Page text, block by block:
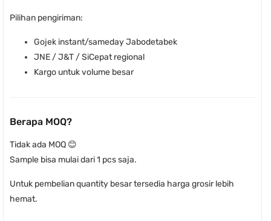
Pilihan pengiriman:
Gojek instant/sameday Jabodetabek
JNE / J&T / SiCepat regional
Kargo untuk volume besar
Berapa MOQ?
Tidak ada MOQ 😊
Sample bisa mulai dari 1 pcs saja.
Untuk pembelian quantity besar tersedia harga grosir lebih
hemat.